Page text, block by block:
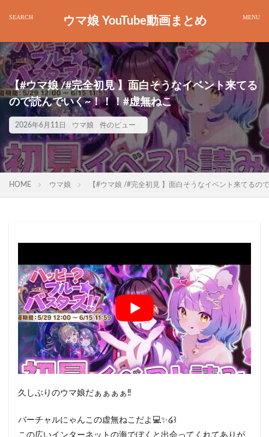
ウマ娘 YouTube動画まとめ
【#ウマ娘 /#完全初見 】面白そうなイベント来てる
ので読んでいく~！！！#虚無ねこ
2026年6月11日 ウマ娘 件のビュー
HOME ウマ娘 【#ウマ娘 /#完全初見 】面白そうなイベント来てるの
久しぶりのウマ娘だぁぁぁぁ‼
バーチャルにゃんこの虚無ねこだよ💻✨️໒꒱